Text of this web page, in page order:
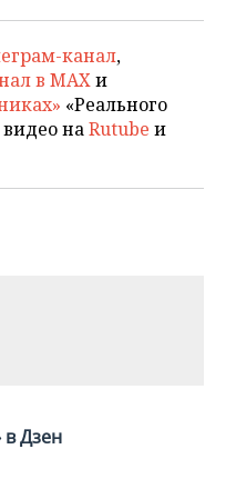
канал,
в MAXи
«Реального
наRutube и
в Дзен